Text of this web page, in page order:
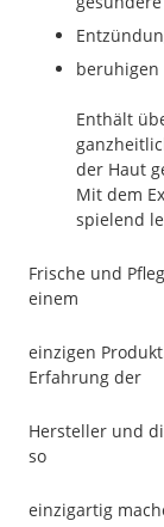
beruhigen
Enthält
der Haut
Mit dem
spielend
Frische und
einem
einzigen
Erfahrung der
Hersteller und
so
einzigartig